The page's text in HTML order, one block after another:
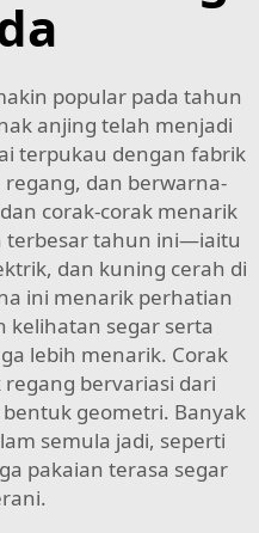
popular pada tahun
anjing telah menjadi
terpukau dengan fabrik
dan berwarna-
corak-corak menarik
terbesar tahun ini—iaitu
dan kuning cerah di
ini menarik perhatian
kelihatan segar serta
lebih menarik. Corak
bervariasi dari
geometri. Banyak
semula jadi, seperti
pakaian terasa segar